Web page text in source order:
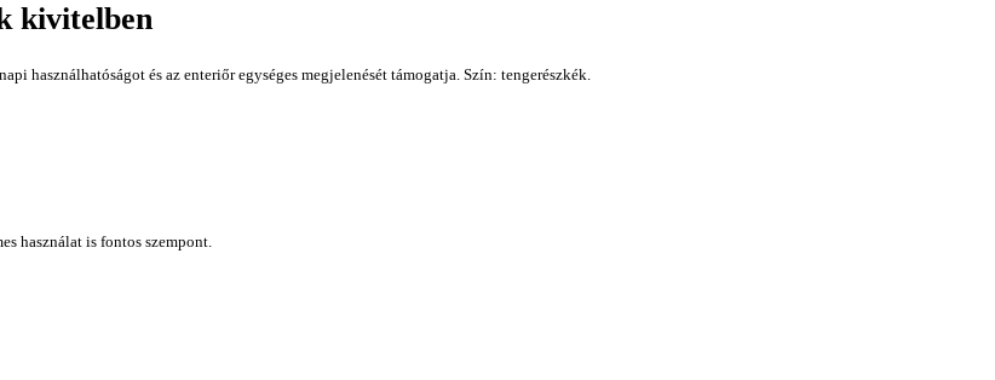
kivitelben
használhatóságot és az enteriőr egységes megjelenését támogatja. Szín: tengerészkék.
használat is fontos szempont.